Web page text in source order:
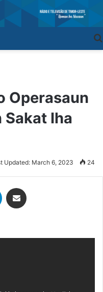
Operasaun
Sakat Iha
Updated: March 6, 2023 24